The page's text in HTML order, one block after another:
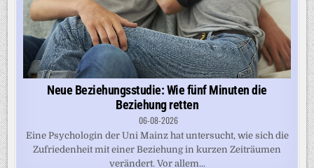
Neue Beziehungsstudie: Wie fünf Minuten die
Beziehung retten
06-08-2026
Eine Psychologin der Uni Mainz hat untersucht, wie sich die
Zufriedenheit mit einer Beziehung in kurzen Zeiträumen
verändert. Vor allem...